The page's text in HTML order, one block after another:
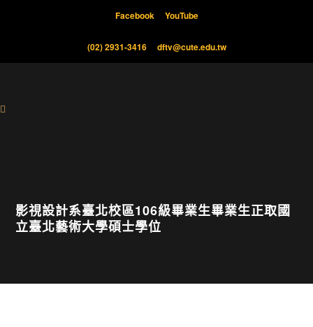
Facebook YouTube
(02) 2931-3416 dftv@cute.edu.tw
影視設計系臺北校區106級畢業生畢業生正取國
立臺北藝術大學碩士學位